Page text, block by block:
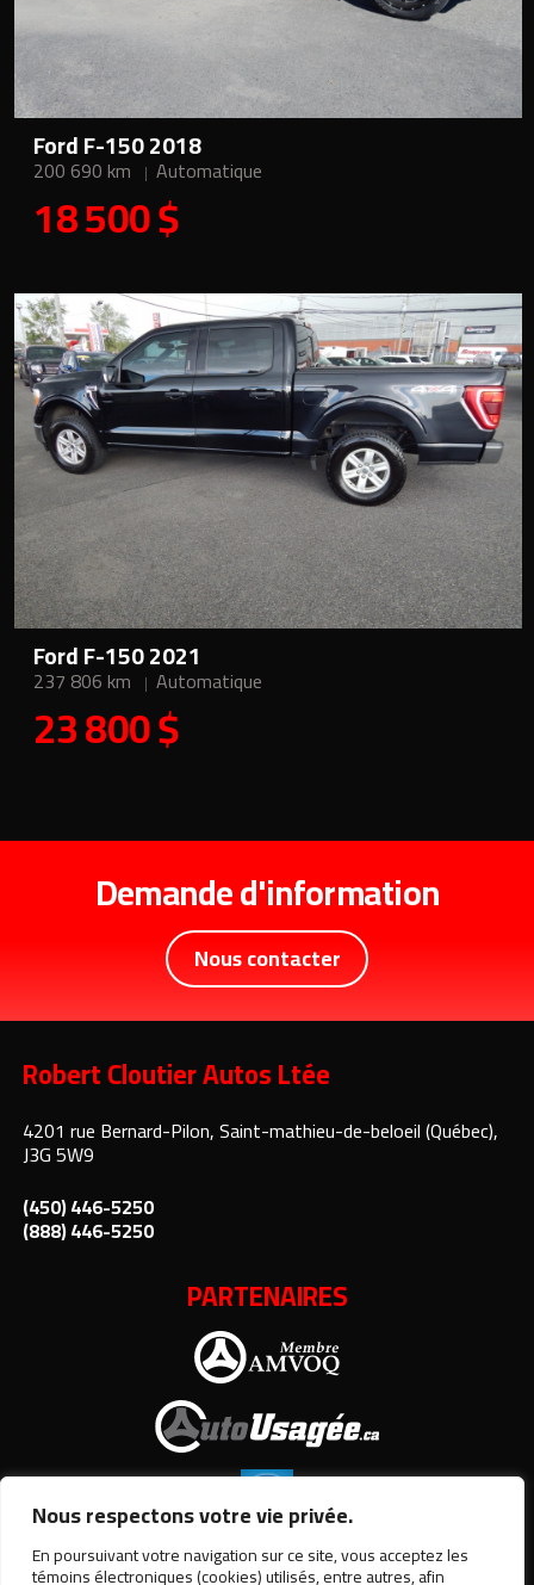
Nous respectons votre vie privée.
En poursuivant votre navigation sur ce site, vous acceptez les
témoins électroniques (cookies) utilisés, entre autres, afin
Ford F-150 2018
200 690 km Automatique
18 500 $
Ford F-150 2021
237 806 km Automatique
23 800 $
Demande d'information
Nous contacter
Robert Cloutier Autos Ltée
4201 rue Bernard-Pilon, Saint-mathieu-de-beloeil (Québec),
J3G 5W9
(450) 446-5250
(888) 446-5250
PARTENAIRES